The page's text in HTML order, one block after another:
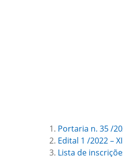
Portaria n. 35 /
Edital 1 /2022 –
Lista de